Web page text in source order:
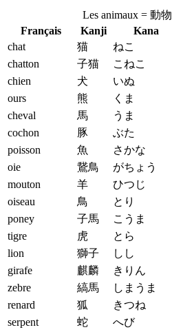
Les animaux = 動物
Français
Kanji Kana
chat
猫 ねこ
chatton
子猫 こねこ
chien
犬 いぬ
ours
熊 くま
cheval
馬 うま
cochon
豚 ぶた
poisson
魚 さかな
oie
鵞鳥 がちょう
mouton
羊 ひつじ
oiseau
鳥 とり
poney
子馬 こうま
tigre
虎 とら
lion
獅子 しし
girafe
麒麟 きりん
zebre
縞馬 しまうま
renard
狐 きつね
serpent
蛇 へび